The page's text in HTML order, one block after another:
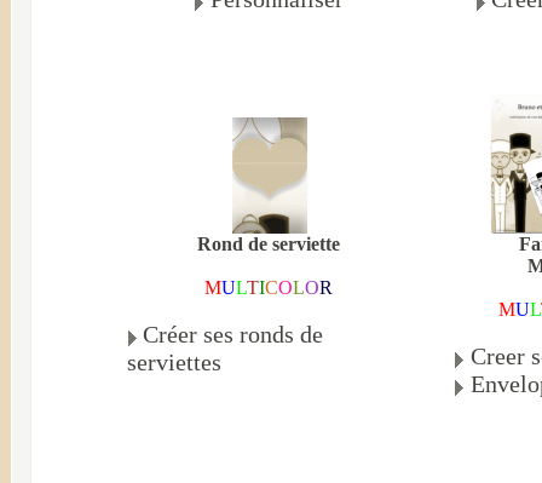
Rond de serviette
MULTICOLOR
Créer ses ronds de
serviettes
MUL
Creer